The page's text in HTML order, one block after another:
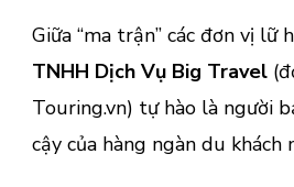
Giữa “ma trận” các đơn vị lữ
TNHH Dịch Vụ Big Travel
Touring.vn) tự hào là người
cậy của hàng ngàn du khách